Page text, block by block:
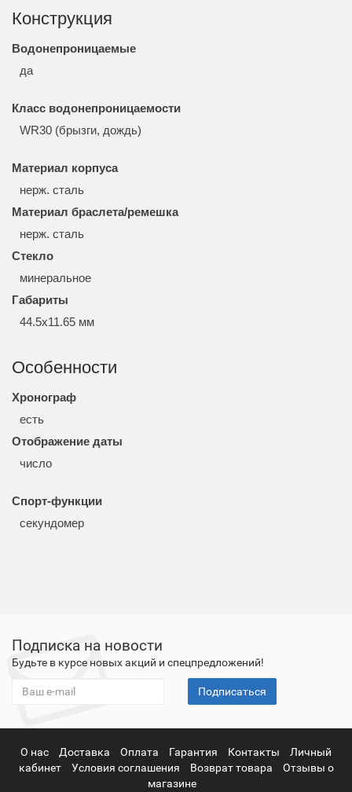
Конструкция
Водонепроницаемые
да
Класс водонепроницаемости
WR30 (брызги, дождь)
Материал корпуса
нерж. сталь
Материал браслета/ремешка
нерж. сталь
Стекло
минеральное
Габариты
44.5x11.65 мм
Особенности
Хронограф
есть
Отображение даты
число
Спорт-функции
секундомер
Подписка на новости
Будьте в курсе новых акций и спецпредложений!
Подписаться
О нас Доставка Оплата Гарантия Контакты
Личный
кабинет
Условия соглашения Возврат товара
Отзывы о
магазине